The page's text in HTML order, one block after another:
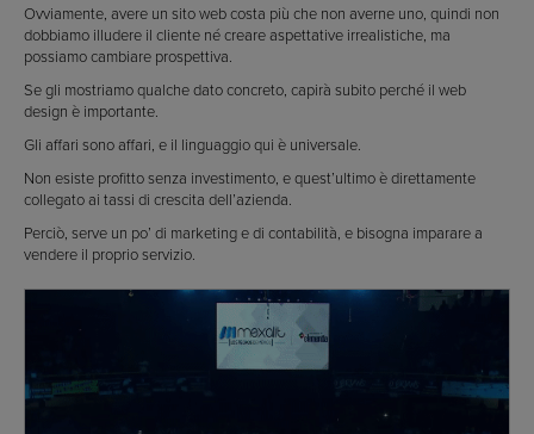
Ovviamente, avere un sito web costa più che non averne uno, quindi non
dobbiamo illudere il cliente né creare aspettative irrealistiche, ma
possiamo cambiare prospettiva.
Se gli mostriamo qualche dato concreto, capirà subito perché il web
design è importante.
Gli affari sono affari, e il linguaggio qui è universale.
Non esiste profitto senza investimento, e quest’ultimo è direttamente
collegato ai tassi di crescita dell’azienda.
Perciò, serve un po’ di marketing e di contabilità, e bisogna imparare a
vendere il proprio servizio.